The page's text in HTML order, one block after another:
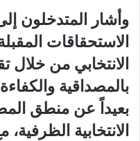
وأشار المتدخلون
الاستحقاقات
الانتخابي من خلال
بالمصداقية
بعيداً عن منطق
الانتخابية